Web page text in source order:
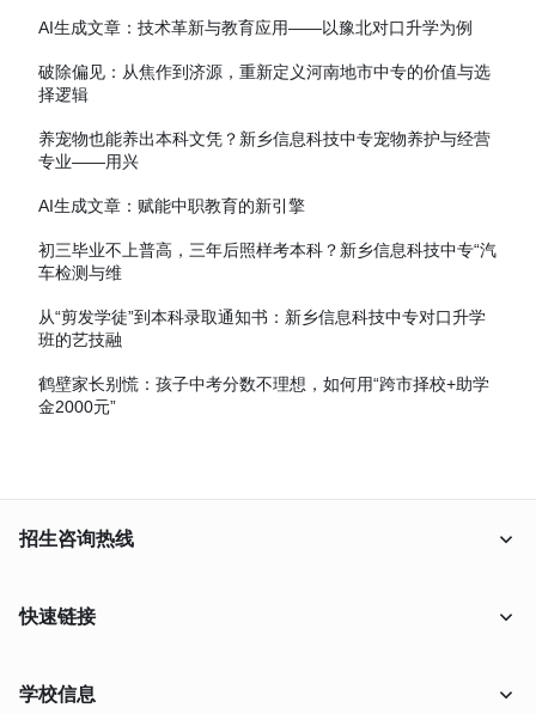
AI生成文章：技术革新与教育应用——以豫北对口升学为例
破除偏见：从焦作到济源，重新定义河南地市中专的价值与选
择逻辑
养宠物也能养出本科文凭？新乡信息科技中专宠物养护与经营
专业——用兴
AI生成文章：赋能中职教育的新引擎
初三毕业不上普高，三年后照样考本科？新乡信息科技中专“汽
车检测与维
从“剪发学徒”到本科录取通知书：新乡信息科技中专对口升学
班的艺技融
鹤壁家长别慌：孩子中考分数不理想，如何用“跨市择校+助学
金2000元”
招生咨询热线
18638009556
快速链接
学校信息